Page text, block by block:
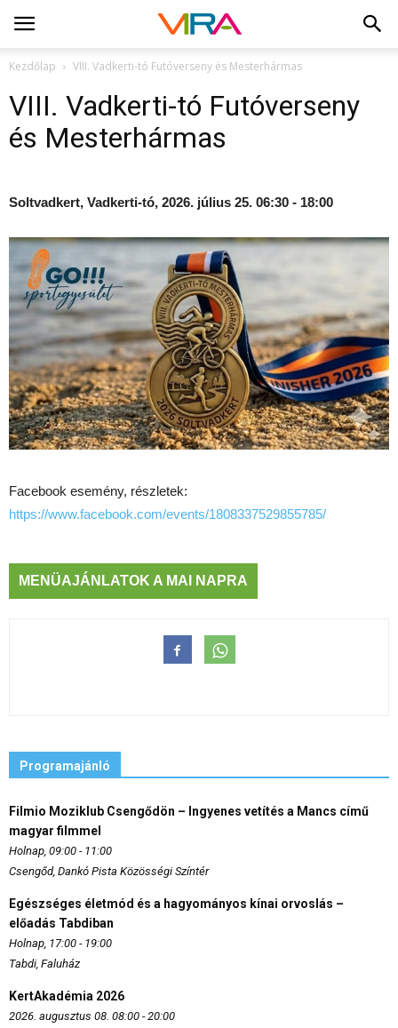
Kezdőlap VIII. Vadkerti-tó Futóverseny és Mesterhármas
VIII. Vadkerti-tó Futóverseny
és Mesterhármas
Soltvadkert, Vadkerti-tó, 2026. július 25. 06:30 - 18:00
Facebook esemény, részletek:
https://www.facebook.com/events/1808337529855785/
MENÜAJÁNLATOK A MAI NAPRA
Programajánló
Filmio Moziklub Csengődön – Ingyenes vetítés a Mancs című
magyar filmmel
Holnap, 09:00 - 11:00
Csengőd, Dankó Pista Közösségi Színtér
Egészséges életmód és a hagyományos kínai orvoslás –
előadás Tabdiban
Holnap, 17:00 - 19:00
Tabdi, Faluház
KertAkadémia 2026
2026. augusztus 08. 08:00 - 20:00